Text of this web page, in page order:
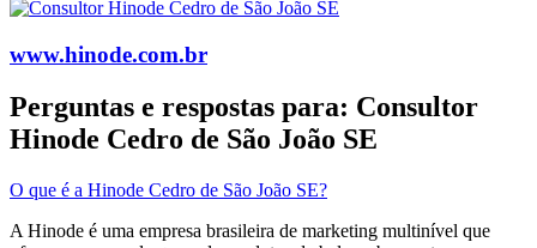
www.hinode.com.br
Perguntas e respostas para: Consultor
Hinode Cedro de São João SE
O que é a Hinode Cedro de São João SE?
A Hinode é uma empresa brasileira de marketing multinível que